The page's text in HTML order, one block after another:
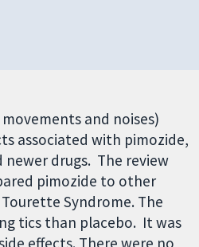
and noises)
associated with pimozide,
drugs. The review
pimozide to other
Syndrome. The
tics than placebo. It was